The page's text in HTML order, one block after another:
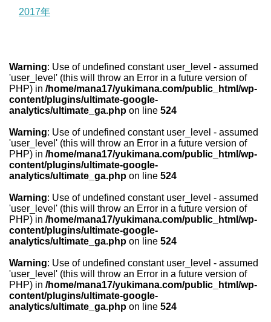
2017年
Warning: Use of undefined constant user_level - assumed
'user_level' (this will throw an Error in a future version of
PHP) in /home/mana17/yukimana.com/public_html/wp-
content/plugins/ultimate-google-
analytics/ultimate_ga.php on line 524
Warning: Use of undefined constant user_level - assumed
'user_level' (this will throw an Error in a future version of
PHP) in /home/mana17/yukimana.com/public_html/wp-
content/plugins/ultimate-google-
analytics/ultimate_ga.php on line 524
Warning: Use of undefined constant user_level - assumed
'user_level' (this will throw an Error in a future version of
PHP) in /home/mana17/yukimana.com/public_html/wp-
content/plugins/ultimate-google-
analytics/ultimate_ga.php on line 524
Warning: Use of undefined constant user_level - assumed
'user_level' (this will throw an Error in a future version of
PHP) in /home/mana17/yukimana.com/public_html/wp-
content/plugins/ultimate-google-
analytics/ultimate_ga.php on line 524